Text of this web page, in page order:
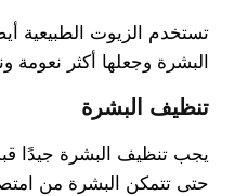
تستخدم الزيوت الطبيعية
البشرة وجعلها أكثر نعومة
تنظيف البشرة
يجب تنظيف البشرة جيدًا
حتى تتمكن البشرة من